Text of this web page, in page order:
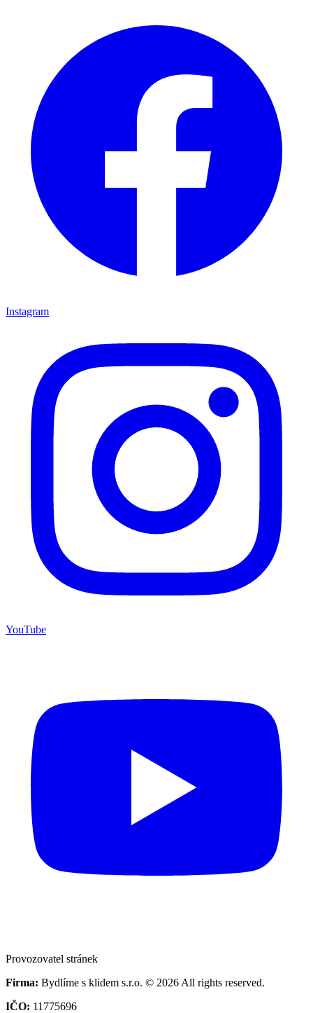
Instagram
YouTube
Provozovatel stránek
Firma: Bydlíme s klidem s.r.o. © 2026 All rights reserved.
IČO: 11775696